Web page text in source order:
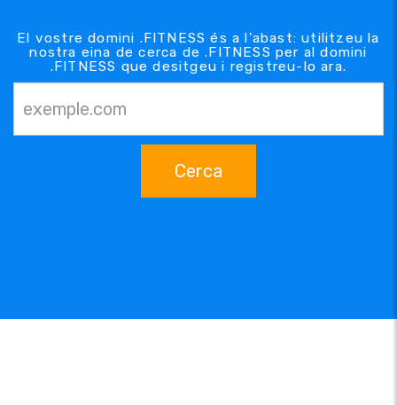
El vostre domini .FITNESS és a l'abast: utilitzeu la
nostra eina de cerca de .FITNESS per al domini
.FITNESS que desitgeu i registreu-lo ara.
Cerca